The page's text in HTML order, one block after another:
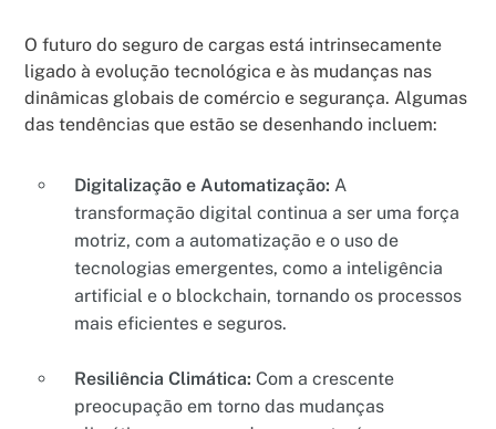
O futuro do seguro de cargas está intrinsecamente
ligado à evolução tecnológica e às mudanças nas
dinâmicas globais de comércio e segurança. Algumas
das tendências que estão se desenhando incluem:
Digitalização e Automatização: A
transformação digital continua a ser uma força
motriz, com a automatização e o uso de
tecnologias emergentes, como a inteligência
artificial e o blockchain, tornando os processos
mais eficientes e seguros.
Resiliência Climática: Com a crescente
preocupação em torno das mudanças